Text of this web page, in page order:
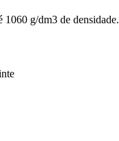
1060 g/dm3 de densidade.